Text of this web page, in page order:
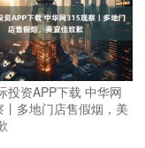
投资APP下载 中华网
多地门店售假烟，美